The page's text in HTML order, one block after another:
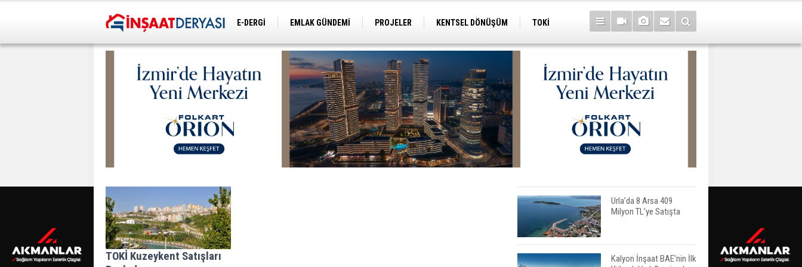
E-DERGİ EMLAK GÜNDEMİ PROJELER KENTSEL DÖNÜŞÜM
TOKİ
TOKİ Kuzeykent Satışları
Urla’da 8 Arsa 409
Milyon TL’ye Satışta
Kalyon İnşaat BAE'nin İlk